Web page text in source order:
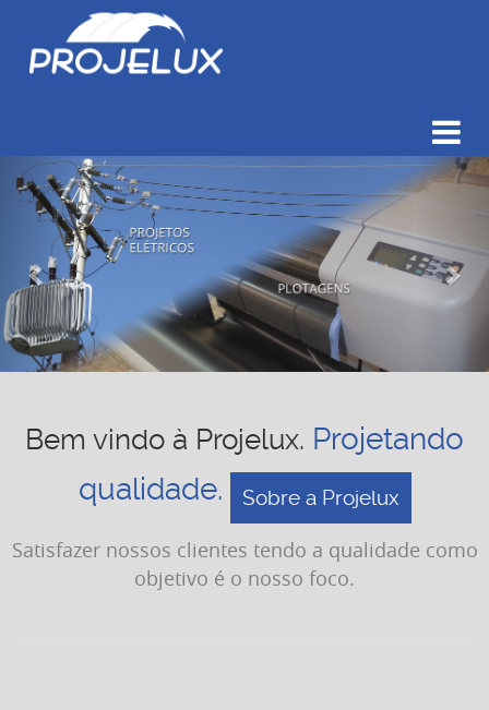
Toggle
Projelux – Projetando Qualidade
Previous
Bem vindo à Projelux. Projetando
qualidade.
Sobre a Projelux
Satisfazer nossos clientes tendo a qualidade como
objetivo é o nosso foco.